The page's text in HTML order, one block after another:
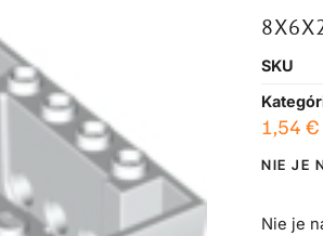
SKU
1,54 €
NIE JE
Nie je